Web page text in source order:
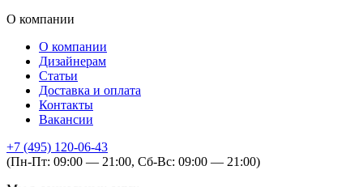
О компании
О компании
Дизайнерам
Статьи
Доставка и оплата
Контакты
Вакансии
+7 (495) 120-06-43
(Пн-Пт: 09:00 — 21:00, Сб-Вс: 09:00 — 21:00)